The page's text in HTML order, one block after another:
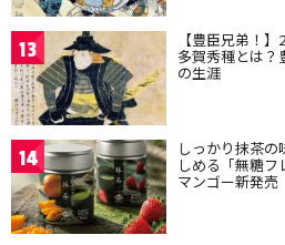
13 【豊臣兄弟！
多賀秀種とは？
の生涯
14 しっかり抹茶
しめる「無糖フ
マンゴー新発売